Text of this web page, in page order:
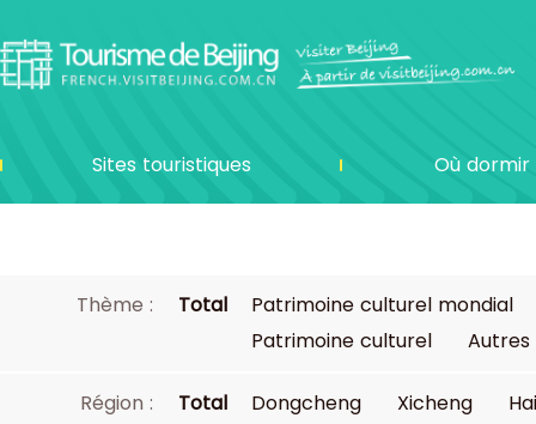
Sites touristiques Où dormir
Thème : Total
Patrimoine culturel mondial
Patrimoine culturel
Autres
Région : Total Dongcheng Xicheng